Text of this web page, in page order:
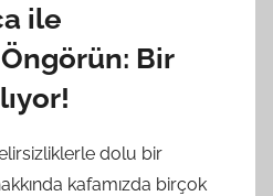
ile
Bir
dolu bir
kafamızda birçok